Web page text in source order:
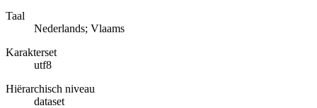
Taal
Nederlands; Vlaams
Karakterset
utf8
Hiërarchisch niveau
dataset